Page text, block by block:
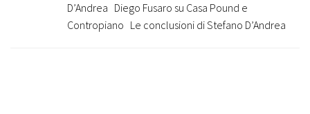
D’Andrea Diego Fusaro su Casa Pound e
Contropiano Le conclusioni di Stefano D’Andrea